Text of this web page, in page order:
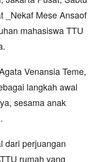
_Nekaf Mese Ansaof
mahasiswa TTU
Venansia Teme,
langkah awal
sesama anak
dari perjuangan
rumah yang